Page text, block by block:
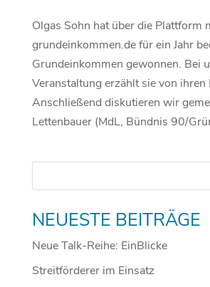
Olgas Sohn hat über die Plattform
grundeinkommen.de für ein Jahr
Grundeinkommen gewonnen. Bei
Veranstaltung erzählt sie von ihren
Anschließend diskutieren wir
Lettenbauer (MdL, Bündnis 90/
NEUESTE BEITRÄGE
Neue Talk-Reihe: EinBlicke
Streitförderer im Einsatz